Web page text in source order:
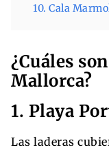
10. Cala
¿Cuáles
Mallorca?
1. Playa
Las laderas